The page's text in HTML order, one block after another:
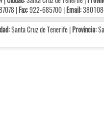
|Fax:922-685700 |Email:
Santa Cruz de Tenerife |Provincia: